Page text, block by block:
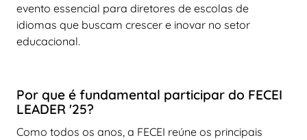
evento essencial para diretores de escolas de
idiomas que buscam crescer e inovar no setor
educacional.
Por que é fundamental participar do FECEI
LEADER '25?
Como todos os anos, a FECEI reúne os principais